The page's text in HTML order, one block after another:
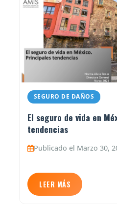
SEGURO DE DAÑOS
El seguro de vida en
tendencias
Publicado el Marzo 30,
LEER MÁS